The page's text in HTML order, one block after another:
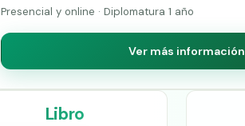
Presencial y online · Diplomatura 1 año
Ver más información
Libro